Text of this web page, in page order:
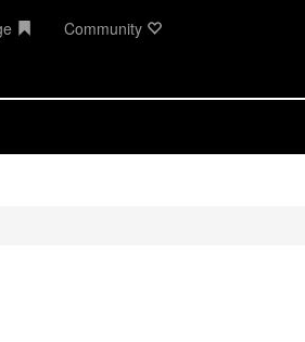
Community